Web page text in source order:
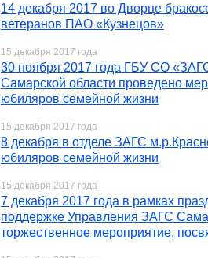
14 декабря 2017 во Дворце
ветеранов ПАО «Кузнецов»
15 декабря 2017 года
30 ноября 2017 года ГБУ СО
Самарской области проведено
юбиляров семейной жизни
15 декабря 2017 года
8 декабря в отделе ЗАГС
юбиляров семейной жизни
15 декабря 2017 года
7 декабря 2017 года в рамках
поддержке Управления ЗАГС
торжественное мероприятие,